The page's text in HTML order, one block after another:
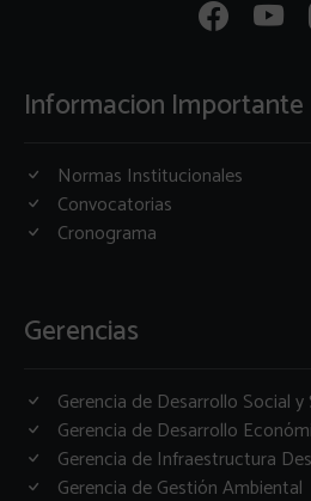
Informacion Importante
Normas Institucionales
Convocatorias
Cronograma
Gerencias
Gerencia de Desarrollo Social
Gerencia de Desarrollo
Gerencia de Infraestructura
Gerencia de Gestión Ambiental